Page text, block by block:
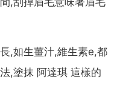
,如生薑汁,維生素e,都
,塗抹 阿達琪 這樣的